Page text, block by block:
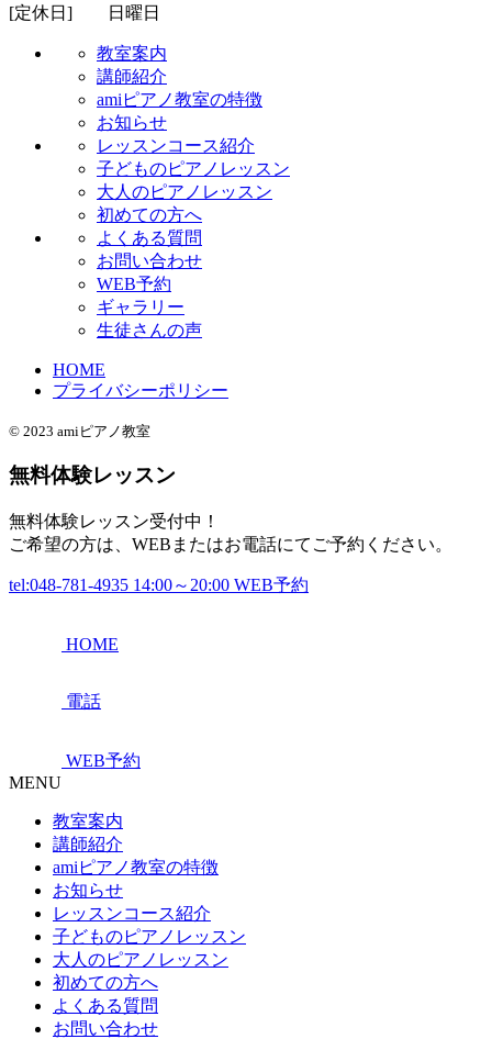
[定休日] 日曜日
教室案内
講師紹介
amiピアノ教室の特徴
お知らせ
レッスンコース紹介
子どものピアノレッスン
大人のピアノレッスン
初めての方へ
よくある質問
お問い合わせ
WEB予約
ギャラリー
生徒さんの声
HOME
プライバシーポリシー
© 2023 amiピアノ教室
無料体験レッスン
無料体験レッスン受付中！
ご希望の方は、WEBまたはお電話にてご予約ください。
tel:048-781-4935 14:00～20:00 WEB予約
HOME
電話
WEB予約
MENU
教室案内
講師紹介
amiピアノ教室の特徴
お知らせ
レッスンコース紹介
子どものピアノレッスン
大人のピアノレッスン
初めての方へ
よくある質問
お問い合わせ